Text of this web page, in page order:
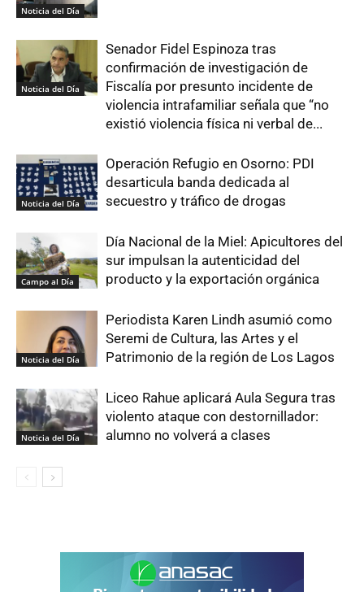
Noticia del Día
Noticia del Día
Senador Fidel Espinoza tras
confirmación de investigación de
Fiscalía por presunto incidente de
violencia intrafamiliar señala que “no
existió violencia física ni verbal de...
Noticia del Día
Operación Refugio en Osorno: PDI
desarticula banda dedicada al
secuestro y tráfico de drogas
Campo al Día
Día Nacional de la Miel: Apicultores del
sur impulsan la autenticidad del
producto y la exportación orgánica
Noticia del Día
Periodista Karen Lindh asumió como
Seremi de Cultura, las Artes y el
Patrimonio de la región de Los Lagos
Noticia del Día
Liceo Rahue aplicará Aula Segura tras
violento ataque con destornillador:
alumno no volverá a clases